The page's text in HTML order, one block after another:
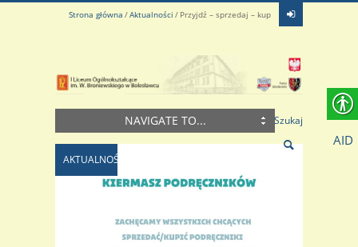
Strona główna Aktualności Przyjdź – sprzedaj – kup
NAVIGATE TO... Szukaj
AKTUALNOŚCI
AID